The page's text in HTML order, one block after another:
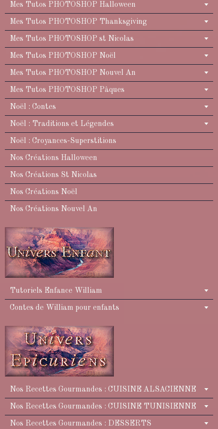
Mes Tutos PHOTOSHOP Halloween
Mes Tutos PHOTOSHOP Thanksgiving
Mes Tutos PHOTOSHOP st Nicolas
Mes Tutos PHOTOSHOP Noël
Mes Tutos PHOTOSHOP Nouvel An
Mes Tutos PHOTOSHOP Pâques
Noël : Contes
Noël : Traditions et Légendes
Noël : Croyances-Superstitions
Nos Créations Halloween
Nos Créations St Nicolas
Nos Créations Noël
Nos Créations Nouvel An
Tutoriels Enfance William
Contes de William pour enfants
Nos Recettes Gourmandes : CUISINE ALSACIENNE
Nos Recettes Gourmandes : CUISINE TUNISIENNE
Nos Recettes Gourmandes : DESSERTS